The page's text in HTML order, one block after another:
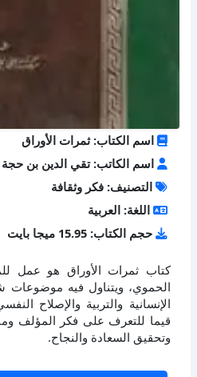
اسم الكتاب: ثمرات الأوراق
اسم الكاتب: تقي الدين بن
التصنيف: فكر وثقافة
اللغة: العربية
حجم الكتاب: 15.95 ميجا بايت
كتاب ثمرات الأوراق هو عمل
الحموي، ويتناول فيه موضوعات
الإنسانية والتربية والإصلاح
قيما للتعرف على فكر المؤلف
وتحقيق السعادة والنجاح.